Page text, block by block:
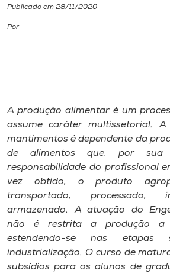
CPA
Biblioteca
Editora
Rádio
Museu
Publicado em 28/11/2020
Por
A produção alimentar é um
assume caráter multissetorial. A
mantimentos é dependente da
de alimentos que, por sua
responsabilidade do profissional
vez obtido, o produto
transportado, processado,
armazenado. A atuação do
não é restrita a produção a
estendendo-se nas etapas
industrialização. O curso de
subsídios para os alunos de